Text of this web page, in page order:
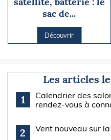
sac de...
Découvrir
Les articles
1
Calendrier des
rendez-vous à
2 Vent nouveau sur